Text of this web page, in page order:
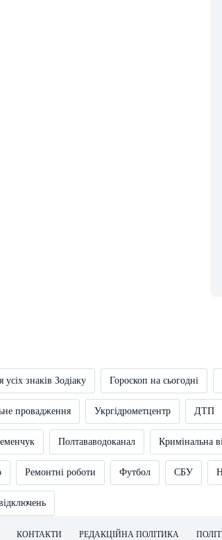
усіх знаків Зодіаку Гороскоп на сьогодні
провадження Укргідрометцентр ДТП
Полтававодоканал Кримінальна
Ремонтні роботи Футбол СБУ
КОНТАКТИ РЕДАКЦІЙНА ПОЛІТИКА